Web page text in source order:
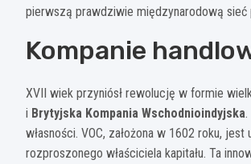
pierwszą prawdziwie międzynarodową sieć
Kompanie
XVII wiek przyniósł rewolucję w formie
i Brytyjska Kompania Wschodnioindyjska.
własności. VOC, założona w 1602 roku,
rozproszonego właściciela kapitału. Ta